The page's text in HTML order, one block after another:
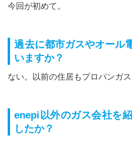
今回が初めて。
過去に都市ガスやオール
いますか？
ない。以前の住居もプロパンガス
enepi以外のガス会社を
したか？